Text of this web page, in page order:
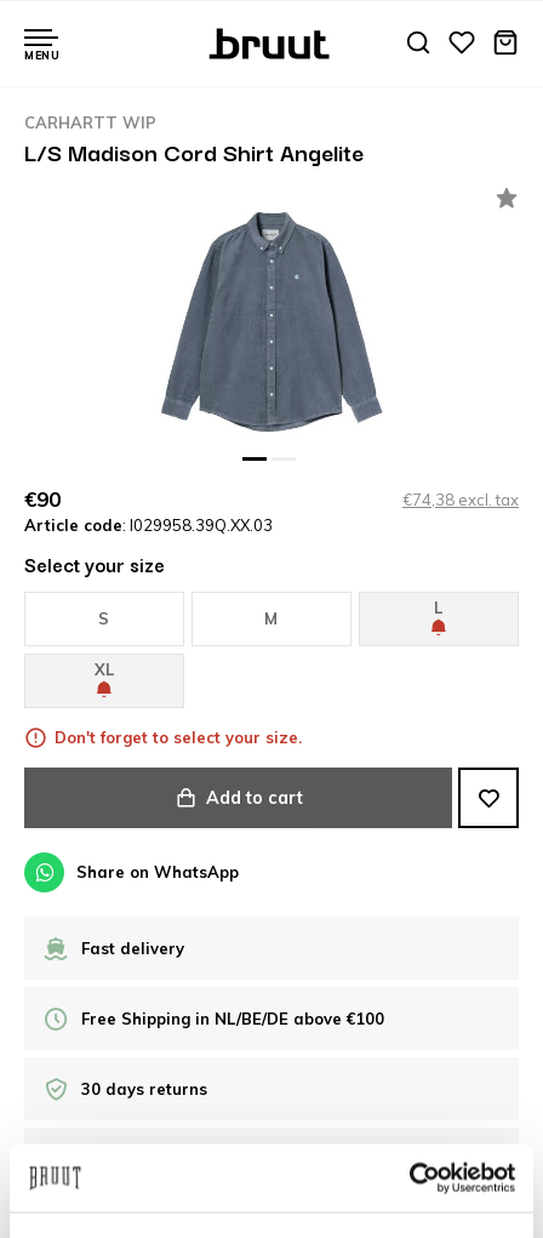
MENU
CARHARTT WIP
L/S Madison Cord Shirt Angelite
€90
€74,38 excl. tax
Article code: I029958.39Q.XX.03
Select your size
S M
L
XL
Don't forget to select your size.
Add to cart
Share on WhatsApp
Fast delivery
Free Shipping in NL/BE/DE above €100
30 days returns